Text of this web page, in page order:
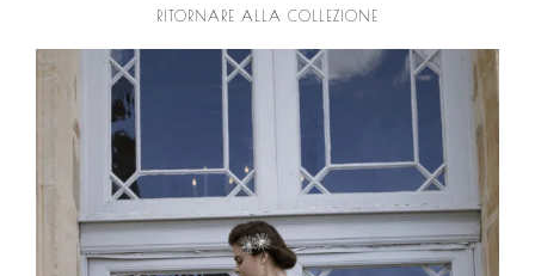
RITORNARE ALLA COLLEZIONE